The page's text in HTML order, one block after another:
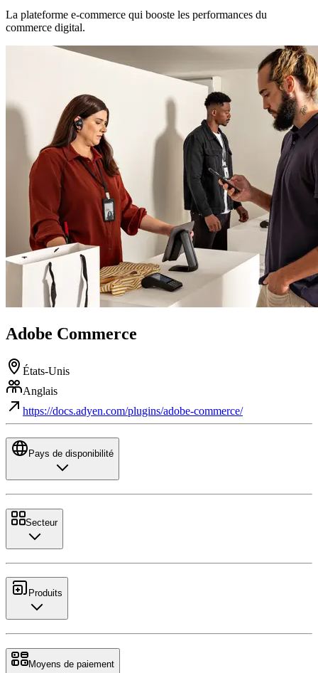
La plateforme e-commerce qui booste les performances du
commerce digital.
Adobe Commerce
États-Unis
Anglais
https://docs.adyen.com/plugins/adobe-commerce/
Pays de disponibilité
Secteur
Produits
Moyens de paiement